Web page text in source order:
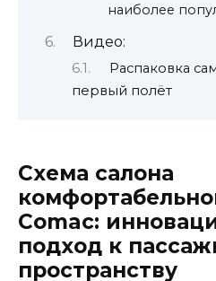
наиболее
Видео:
Распаковка
первый полёт
Схема салона
Comac:
подход к
пространству